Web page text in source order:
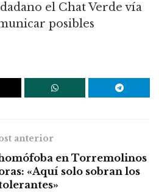
el Chat Verde vía
posibles
anterior
en Torremolinos
«Aquí solo sobran los